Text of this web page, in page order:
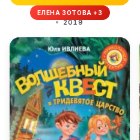
ЕЛЕНА ЗОТОВА +3
2019